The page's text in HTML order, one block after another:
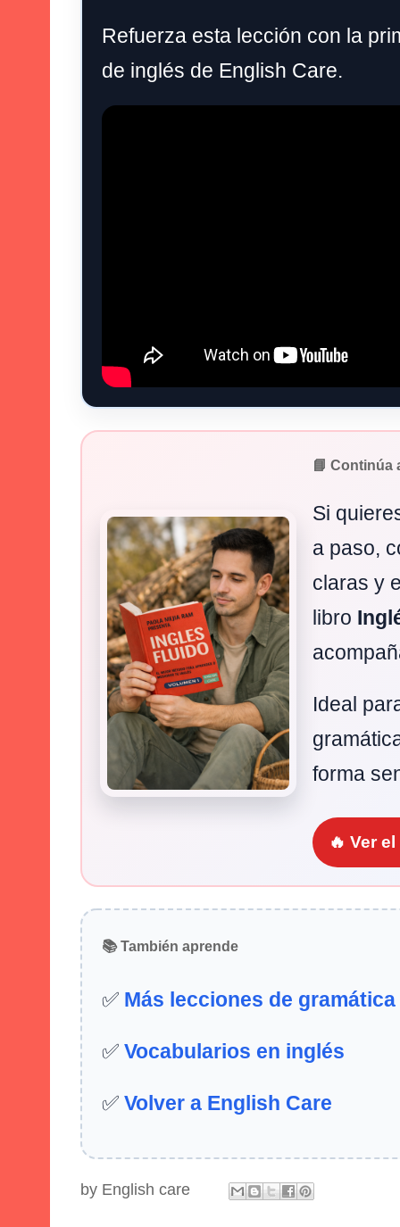
Refuerza esta lección con la
de inglés de English Care.
📘 Continúa
Si
a paso,
claras y
libro
Ideal
forma
🔥 Ver
📚 También aprende
✅ Más lecciones de gramática
✅ Vocabularios en inglés
✅ Volver a English Care
by English care